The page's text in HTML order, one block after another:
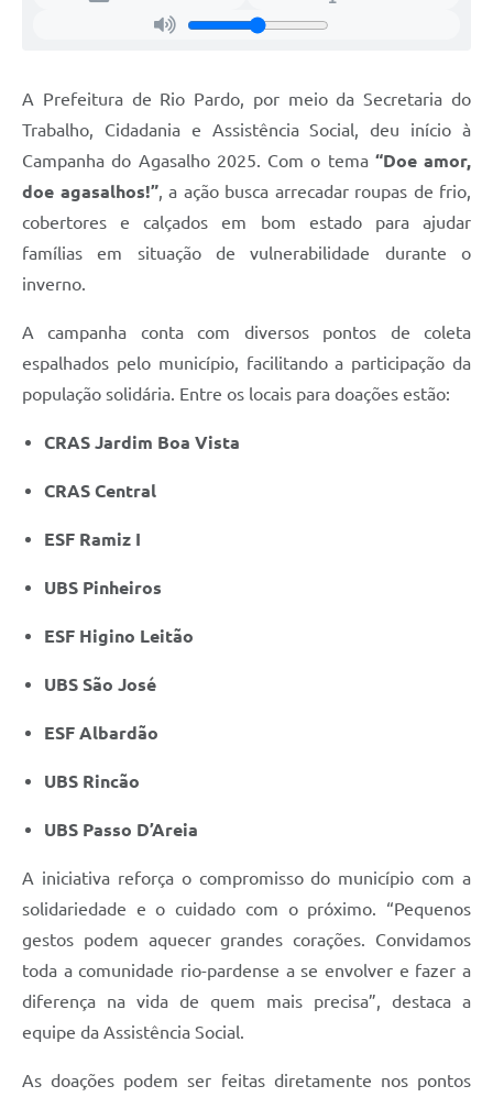
Legislação
Editais
Serviços Online
Telefones Úteis
Transparência
A Prefeitura de Rio Pardo, por meio da Secretaria do
Trabalho, Cidadania e Assistência Social, deu início à
Campanha do Agasalho 2025. Com o tema “Doe amor,
doe agasalhos!”, a ação busca arrecadar roupas de frio,
cobertores e calçados em bom estado para ajudar
famílias em situação de vulnerabilidade durante o
inverno.
A campanha conta com diversos pontos de coleta
espalhados pelo município, facilitando a participação da
população solidária. Entre os locais para doações estão:
CRAS Jardim Boa Vista
CRAS Central
ESF Ramiz I
UBS Pinheiros
ESF Higino Leitão
UBS São José
ESF Albardão
UBS Rincão
UBS Passo D’Areia
A iniciativa reforça o compromisso do município com a
solidariedade e o cuidado com o próximo. “Pequenos
gestos podem aquecer grandes corações. Convidamos
toda a comunidade rio-pardense a se envolver e fazer a
diferença na vida de quem mais precisa”, destaca a
equipe da Assistência Social.
As doações podem ser feitas diretamente nos pontos